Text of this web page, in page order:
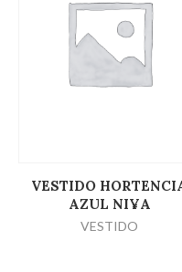
LEER MÁS
VESTIDO
AZUL NI¥A
VESTIDO